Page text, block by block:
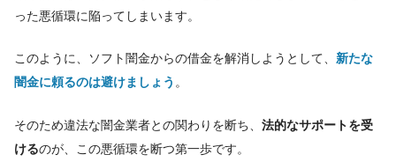
った悪循環に陥ってしまいます。
このように、ソフト闇金からの借金を解消しようとして、 新たな
闇金に頼るのは避けましょう 。
そのため違法な闇金業者との関わりを断ち、 法的なサポートを受
けるのが、この悪循環を断つ第一歩です。